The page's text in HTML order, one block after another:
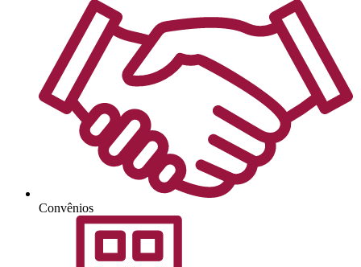
Convênios